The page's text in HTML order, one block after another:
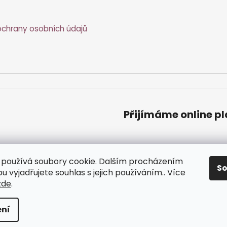
soubory cookie. Dalším procházením
vyjadřujete souhlas s jejich používáním.. Více
.
osobních údajů
Přijímáme online